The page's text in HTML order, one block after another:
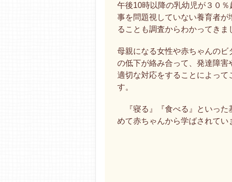
午後10時以降の乳幼児が３０
事を問題視していない養育者
ることも調査からわかってき
母親になる女性や赤ちゃんの
の低下が絡み合って、発達障害
適切な対応をすることによっ
す。
『寝る』『食べる』といった
めて赤ちゃんから学ばされてい